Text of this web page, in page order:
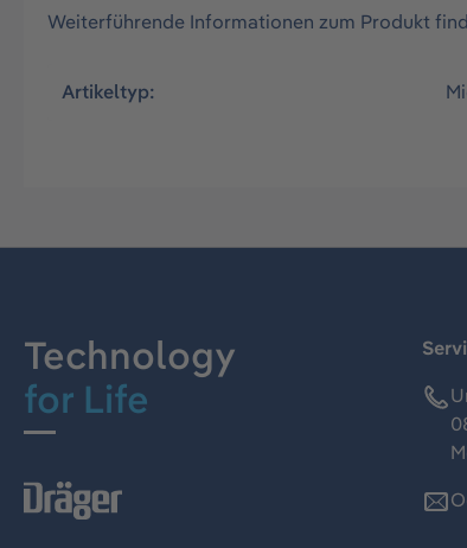
Weiterführende Informationen zum Produkt
Artikeltyp:
Technology
for Life